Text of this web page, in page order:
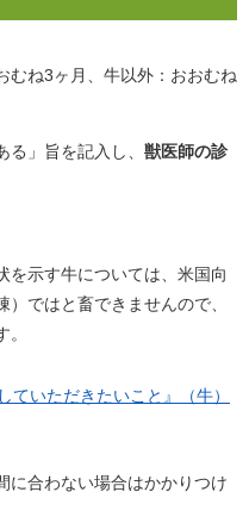
むね3ヶ月、牛以外：おおむね
」旨を記入し、 獣医師の診
を示す牛については、米国向
ではと畜できませんので、
ていただきたいこと』（牛）
に合わない場合はかかりつけ